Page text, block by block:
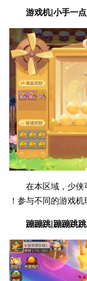
游戏机|小手一
在本区域，少侠
！参与不同的游戏
蹦蹦跳|蹦蹦跳